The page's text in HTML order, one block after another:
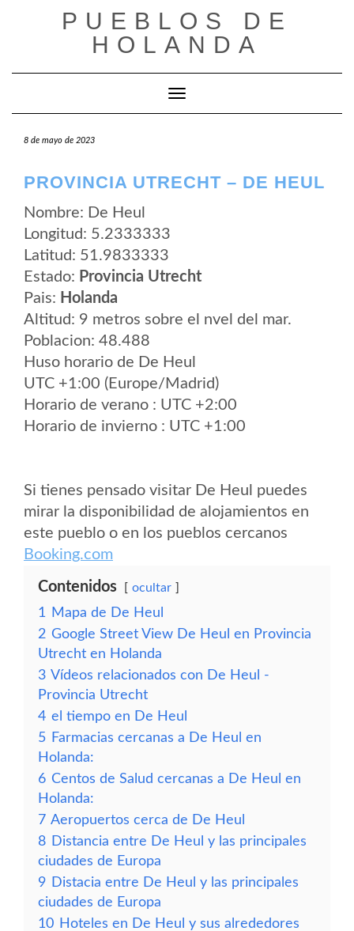
PUEBLOS DE
HOLANDA
Cambiar modo de navegación
8 de mayo de 2023
PROVINCIA UTRECHT – DE HEUL
Nombre: De Heul
Longitud: 5.2333333
Latitud: 51.9833333
Estado: Provincia Utrecht
Pais: Holanda
Altitud: 9 metros sobre el nvel del mar.
Poblacion: 48.488
Huso horario de De Heul
UTC +1:00 (Europe/Madrid)
Horario de verano : UTC +2:00
Horario de invierno : UTC +1:00
Si tienes pensado visitar De Heul puedes
mirar la disponibilidad de alojamientos en
este pueblo o en los pueblos cercanos
Booking.com
Contenidos ocultar
1
Mapa de De Heul
2 Google Street View De Heul en Provincia
Utrecht en Holanda
3 Vídeos relacionados con De Heul -
Provincia Utrecht
4 el tiempo en De Heul
5 Farmacias cercanas a De Heul en
Holanda:
6 Centos de Salud cercanas a De Heul en
Holanda:
7 Aeropuertos cerca de De Heul
8 Distancia entre De Heul y las principales
ciudades de Europa
9 Distacia entre De Heul y las principales
ciudades de Europa
10 Hoteles en De Heul y sus alrededores